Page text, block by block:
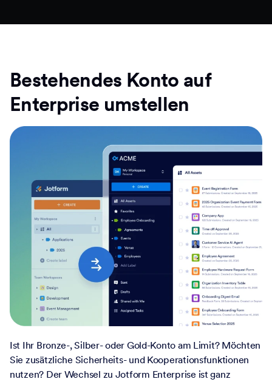
Bestehendes Konto auf
Enterprise umstellen
Ist Ihr Bronze-, Silber- oder Gold-Konto am Limit? Möchten
Sie zusätzliche Sicherheits- und Kooperationsfunktionen
nutzen? Der Wechsel zu Jotform Enterprise ist ganz